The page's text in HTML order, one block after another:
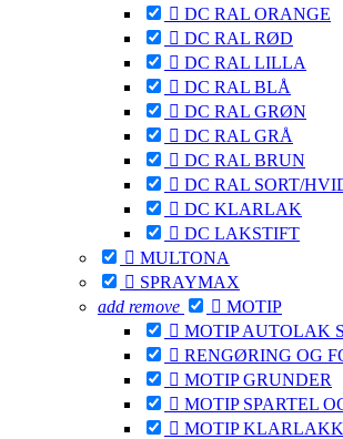
 DC RAL ORANGE
 DC RAL RØD
 DC RAL LILLA
 DC RAL BLÅ
 DC RAL GRØN
 DC RAL GRÅ
 DC RAL BRUN
 DC RAL SORT/
 DC KLARLAK
 DC LAKSTIFT
 MULTONA
 SPRAYMAX
add remove  MOTIP
 MOTIP AUTOLAK
 RENGØRING OG
 MOTIP GRUNDER
 MOTIP SPARTEL
 MOTIP